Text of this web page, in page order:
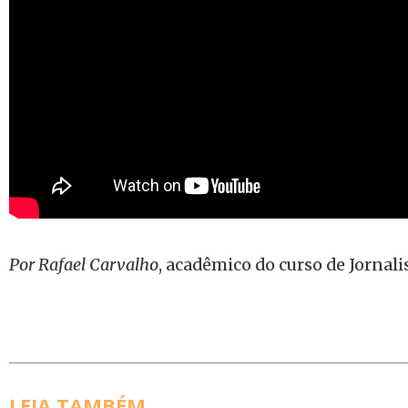
Por Rafael Carvalho, acadêmico do curso de